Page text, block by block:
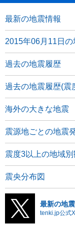
最新の地震情報
2015年06月11日の
過去の地震履歴
過去の地震履歴(震
海外の大きな地震
震源地ごとの地震
震度3以上の地域
震央分布図
最新の地
tenki.jp公式